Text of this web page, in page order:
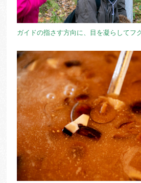
ガイドの指さす方向に、目を凝らしてフ